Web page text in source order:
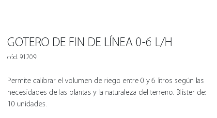
GOTERO DE FIN DE LÍNEA 0-6 L/H
cód. 91209
Permite calibrar el volumen de riego entre 0 y 6 litros según las
necesidades de las plantas y la naturaleza del terreno. Blíster de:
10 unidades.